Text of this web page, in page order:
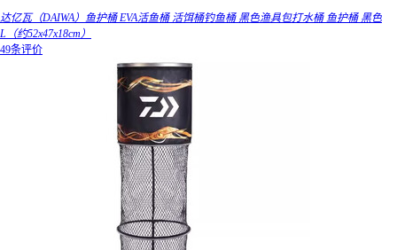
达亿瓦（DAIWA）鱼护桶 EVA活鱼桶 活饵桶钓鱼桶 黑色渔具包打水桶 鱼护桶 黑色
L（约52x47x18cm）
49条评价